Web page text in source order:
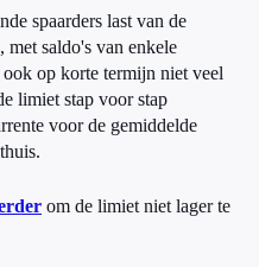
spaarders last van de
met saldo's van enkele
op korte termijn niet veel
limiet stap voor stap
voor de gemiddelde
om de limiet niet lager te